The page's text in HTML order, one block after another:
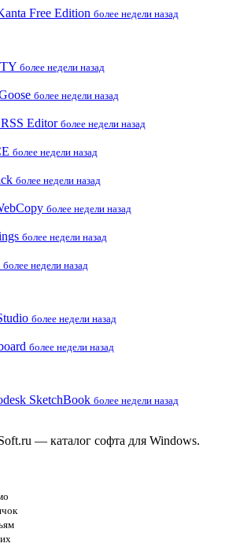
Free Edition более недели назад
более недели назад
более недели назад
Editor более недели назад
более недели назад
более недели назад
более недели назад
более недели назад
более недели назад
более недели назад
более недели назад
SketchBook более недели назад
— каталог софта для Windows.